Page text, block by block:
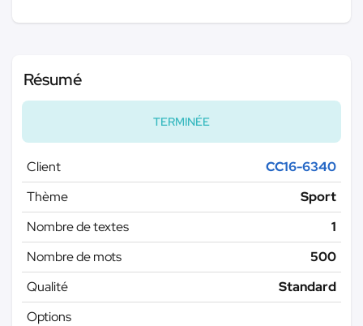
Résumé
TERMINÉE
Client
CC16-6340
Thème
Sport
Nombre de textes
1
Nombre de mots
500
Qualité
Standard
Options